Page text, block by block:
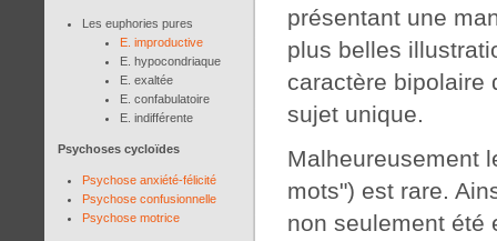
Les euphories pures
E. improductive
E. hypocondriaque
E. exaltée
E. confabulatoire
E. indifférente
Psychoses cycloïdes
Psychose anxiété-félicité
Psychose confusionnelle
Psychose motrice
présentant une
plus belles
caractère bipolaire
sujet unique.
Malheureusement
mots") est rare.
non seulement été